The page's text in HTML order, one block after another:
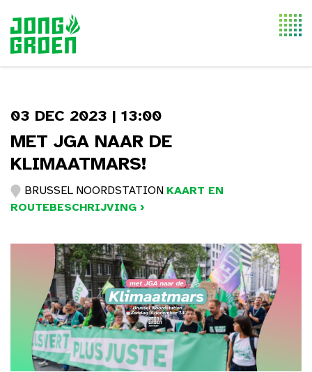
03 DEC 2023 | 13:00
MET JGA NAAR DE
KLIMAATMARS!
BRUSSEL NOORDSTATION KAART EN
ROUTEBESCHRIJVING ›